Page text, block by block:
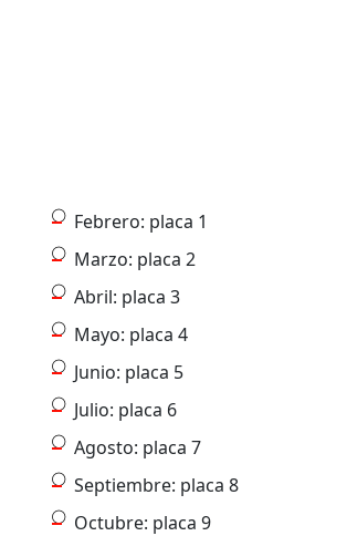
Febrero: placa 1
Marzo: placa 2
Abril: placa 3
Mayo: placa 4
Junio: placa 5
Julio: placa 6
Agosto: placa 7
Septiembre: placa 8
Octubre: placa 9